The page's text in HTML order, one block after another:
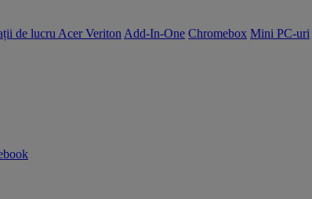
de lucru Acer Veriton Add-In-One Chromebox Mini PC-uri